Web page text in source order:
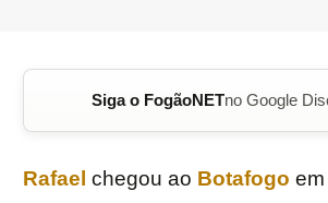
Siga o FogãoNETno Google
Rafael chegou ao Botafogo